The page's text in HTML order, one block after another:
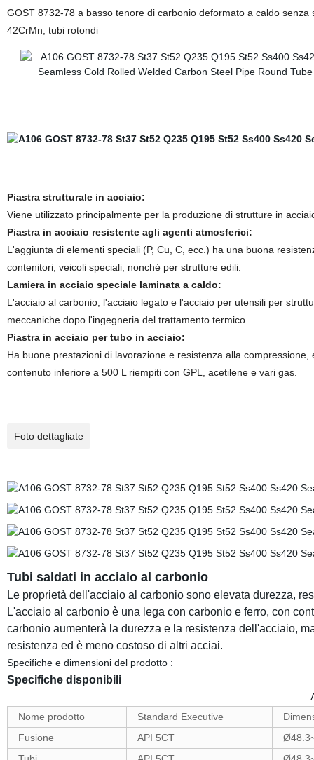
GOST 8732-78 a basso tenore di carbonio deformato a caldo
42CrMn, tubi rotondi
Piastra strutturale in acciaio:
Viene utilizzato principalmente per la produzione di strutture in
Piastra in acciaio resistente agli agenti atmosferici:
L'aggiunta di elementi speciali (P, Cu, C, ecc.) ha una buona
contenitori, veicoli speciali, nonché per strutture edili.
Lamiera in acciaio speciale laminata a caldo:
L'acciaio al carbonio, l'acciaio legato e l'acciaio per utensili per
meccaniche dopo l'ingegneria del trattamento termico.
Piastra in acciaio per tubo in acciaio:
Ha buone prestazioni di lavorazione e resistenza alla
contenuto inferiore a 500 L riempiti con GPL, acetilene e vari gas.
Foto dettagliate
Tubi saldati in acciaio al carbonio
Le proprietà dell'acciaio al carbonio sono elevata durezza,
L'acciaio al carbonio è una lega con carbonio e ferro, con
carbonio aumenterà la durezza e la resistenza dell'acciaio,
resistenza ed è meno costoso di altri acciai.
Specifiche e dimensioni del prodotto :
Specifiche disponibili
Nome prodotto
Standard Executive
Fusione
API 5CT